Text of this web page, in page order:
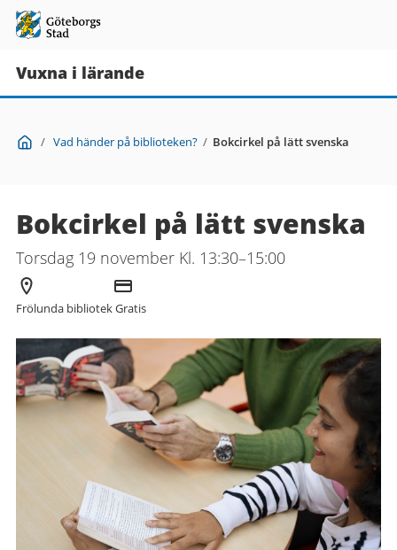
Vuxna i lärande
Du Start
/ Vad händer på biblioteken? / Bokcirkel på lätt svenska
Bokcirkel på lätt svenska
Torsdag 19 november Kl. 13:30–15:00
Arrangör
Frölunda bibliotek
Kostnad
Gratis